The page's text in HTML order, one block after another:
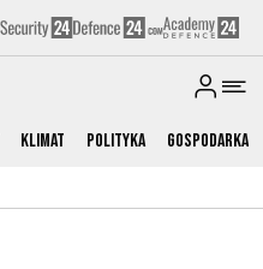
Klimat Polityka Gospodarka